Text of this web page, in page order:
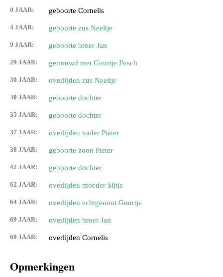
0 JAAR: geboorte Cornelis
4 JAAR: geboorte zus Neeltje
9 JAAR: geboorte broer Jan
29 JAAR: getrouwd met Guurtje Posch
30 JAAR: overlijden zus Neeltje
30 JAAR: geboorte dochter
35 JAAR: geboorte dochter
37 JAAR: overlijden vader Pieter
38 JAAR: geboorte zoon Pieter
42 JAAR: geboorte dochter
62 JAAR: overlijden moeder Sijtje
64 JAAR: overlijden echtgenoot Guurtje
69 JAAR: overlijden broer Jan
69 JAAR: overlijden Cornelis
Opmerkingen